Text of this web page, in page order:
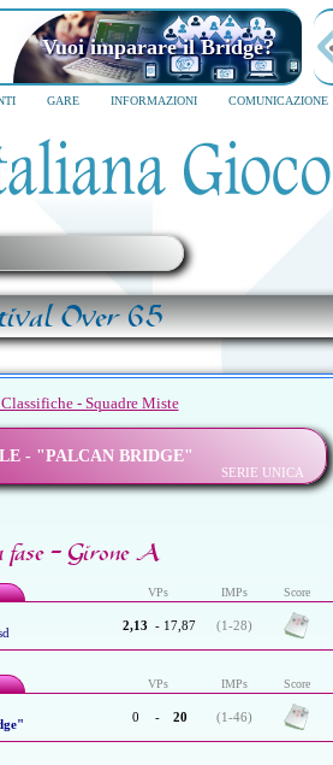
Vuoi imparare il Bridge?
GARE INFORMAZIONI COMUNICAZIONE
Over 65
- Squadre Miste
- "PALCAN BRIDGE"
SERIE UNICA
fase - Girone A
VPs IMPs Score
2,13 - 17,87 (1-28)
VPs IMPs Score
0 - 20 (1-46)